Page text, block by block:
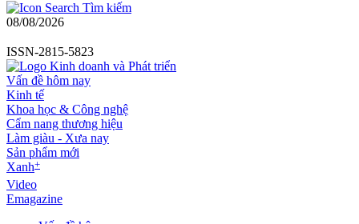
Tìm kiếm
08/08/2026
ISSN-2815-5823
Vấn đề hôm nay
Kinh tế
Khoa học & Công nghệ
Cẩm nang thương hiệu
Làm giàu - Xưa nay
Sản phẩm mới
Xanh+
Video
Emagazine